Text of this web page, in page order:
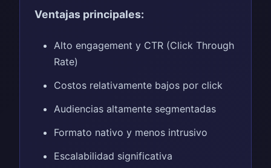
Ventajas principales:
Alto engagement y CTR (Click Through
Rate)
Costos relativamente bajos por click
Audiencias altamente segmentadas
Formato nativo y menos intrusivo
Escalabilidad significativa